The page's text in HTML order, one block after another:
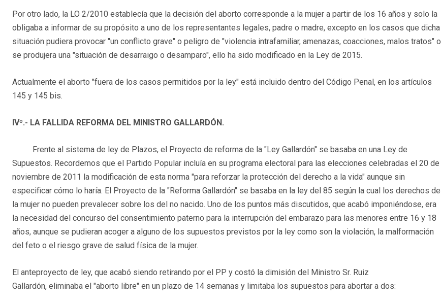
Por otro lado, la LO 2/2010 establecía que la decisión del aborto corresponde a la mujer a partir de los 16 años y solo la
obligaba a informar de su propósito a uno de los representantes legales, padre o madre, excepto en los casos que dicha
situación pudiera provocar "un conflicto grave" o peligro de "violencia intrafamiliar, amenazas, coacciones, malos tratos" o
se produjera una "situación de desarraigo o desamparo", ello ha sido modificado en la Ley de 2015.
Actualmente el aborto "fuera de los casos permitidos por la ley" está incluido dentro del Código Penal, en los artículos
145 y 145 bis.
IVº.- LA FALLIDA REFORMA DEL MINISTRO GALLARDÓN.
Frente al sistema de ley de Plazos, el Proyecto de reforma de la "Ley Gallardón" se basaba en una Ley de
Supuestos. Recordemos que el Partido Popular incluía en su programa electoral para las elecciones celebradas el 20 de
noviembre de 2011 la modificación de esta norma "para reforzar la protección del derecho a la vida" aunque sin
especificar cómo lo haría. El Proyecto de la "Reforma Gallardón" se basaba en la ley del 85 según la cual los derechos de
la mujer no pueden prevalecer sobre los del no nacido. Uno de los puntos más discutidos, que acabó imponiéndose, era
la necesidad del concurso del consentimiento paterno para la interrupción del embarazo para las menores entre 16 y 18
años, aunque se pudieran acoger a alguno de los supuestos previstos por la ley como son la violación, la malformación
del feto o el riesgo grave de salud física de la mujer.
El anteproyecto de ley, que acabó siendo retirando por el PP y costó la dimisión del Ministro Sr. Ruiz
Gallardón, eliminaba el "aborto libre" en un plazo de 14 semanas y limitaba los supuestos para abortar a dos: